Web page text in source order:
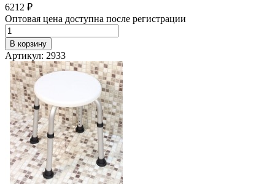
6212 ₽
Оптовая цена доступна после регистрации
В корзину
Артикул: 2933